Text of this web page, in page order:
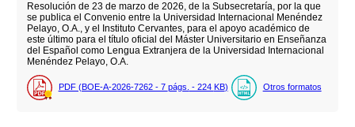
Resolución de 23 de marzo de 2026, de la Subsecretaría, por la que
se publica el Convenio entre la Universidad Internacional Menéndez
Pelayo, O.A., y el Instituto Cervantes, para el apoyo académico de
este último para el título oficial del Máster Universitario en Enseñanza
del Español como Lengua Extranjera de la Universidad Internacional
Menéndez Pelayo, O.A.
PDF (BOE-A-2026-7262 - 7 págs. - 224 KB) Otros formatos